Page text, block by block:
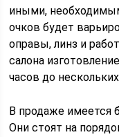
иными,
очков будет
оправы, линз и
салона
часов до
В продаже имеется
Они стоят на